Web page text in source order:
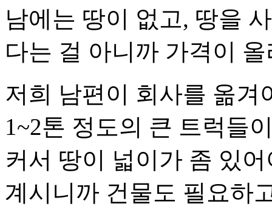
남에는 땅이 없고, 땅을
다는 걸 아니까 가격이
저희 남편이 회사를 옮겨
1~2톤 정도의 큰 트럭들
커서 땅이 넓이가 좀 있
계시니까 건물도 필요하